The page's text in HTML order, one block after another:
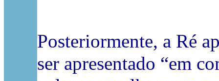
Posteriormente, a Ré
ser apresentado “em